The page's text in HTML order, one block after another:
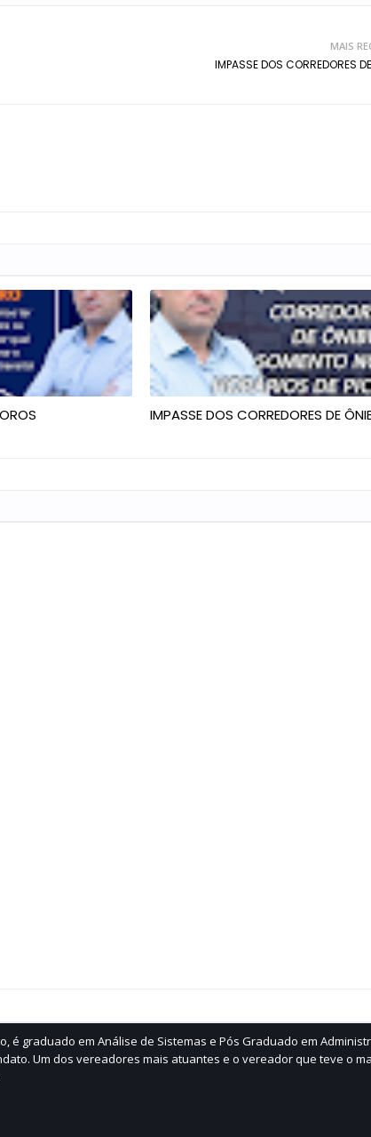
MAIS
IMPASSE DOS CORREDORES
IMPASSE DOS CORREDORES DE
é graduado em Análise de Sistemas e Pós Graduado em
Um dos vereadores mais atuantes e o vereador que teve o